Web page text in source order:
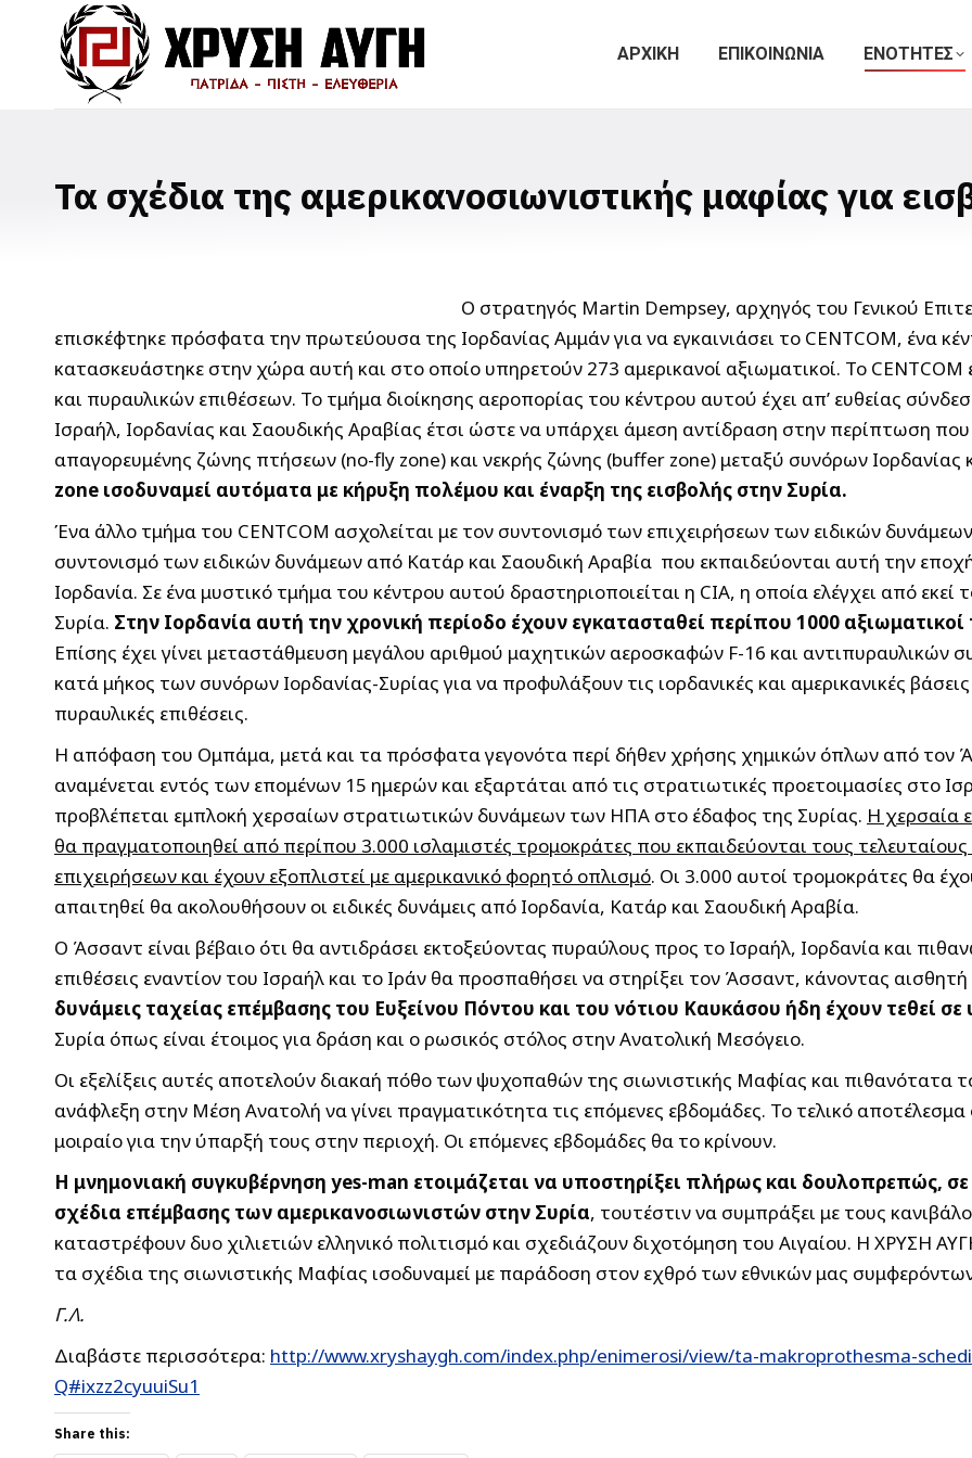
ΑΡΧΙΚΗ ΕΠΙΚΟΙΝΩΝΙΑ ΕΝΟΤΗΤΕΣ
Τα σχέδια της αμερικανοσιωνιστικής μαφίας για
Ο στρατηγός Martin Dempsey, αρχηγός του Γενικού
επισκέφτηκε πρόσφατα την πρωτεύουσα της Ιορδανίας Αμμάν για να εγκαινιάσει το CENTCOM, ένα
κατασκευάστηκε στην χώρα αυτή και στο οποίο υπηρετούν 273 αμερικανοί αξιωματικοί. Το
και πυραυλικών επιθέσεων. Το τμήμα διοίκησης αεροπορίας του κέντρου αυτού έχει απ’ ευθείας
Ισραήλ, Ιορδανίας και Σαουδικής Αραβίας έτσι ώστε να υπάρχει άμεση αντίδραση στην περίπτωση
απαγορευμένης ζώνης πτήσεων (no-fly zone) και νεκρής ζώνης (buffer zone) μεταξύ συνόρων
zone ισοδυναμεί αυτόματα με κήρυξη πολέμου και έναρξη της εισβολής στην Συρία.
Ένα άλλο τμήμα του CENTCOM ασχολείται με τον συντονισμό των επιχειρήσεων των ειδικών
συντονισμό των ειδικών δυνάμεων από Κατάρ και Σαουδική Αραβία που εκπαιδεύονται αυτή την
Ιορδανία. Σε ένα μυστικό τμήμα του κέντρου αυτού δραστηριοποιείται η CIA, η οποία ελέγχει από
Συρία. Στην Ιορδανία αυτή την χρονική περίοδο έχουν εγκατασταθεί περίπου 1000
Επίσης έχει γίνει μεταστάθμευση μεγάλου αριθμού μαχητικών αεροσκαφών F-16 και
κατά μήκος των συνόρων Ιορδανίας-Συρίας για να προφυλάξουν τις ιορδανικές και αμερικανικές
πυραυλικές επιθέσεις.
Η απόφαση του Ομπάμα, μετά και τα πρόσφατα γεγονότα περί δήθεν χρήσης χημικών όπλων από τον
αναμένεται εντός των επομένων 15 ημερών και εξαρτάται από τις στρατιωτικές προετοιμασίες στο
προβλέπεται εμπλοκή χερσαίων στρατιωτικών δυνάμεων των ΗΠΑ στο έδαφος της Συρίας. Η χερσαία
θα πραγματοποιηθεί από περίπου 3.000 ισλαμιστές τρομοκράτες που εκπαιδεύονται τους τελευταίους
επιχειρήσεων και έχουν εξοπλιστεί με αμερικανικό φορητό οπλισμό. Οι 3.000 αυτοί τρομοκράτες θα
απαιτηθεί θα ακολουθήσουν οι ειδικές δυνάμεις από Ιορδανία, Κατάρ και Σαουδική Αραβία.
Ο Άσσαντ είναι βέβαιο ότι θα αντιδράσει εκτοξεύοντας πυραύλους προς το Ισραήλ, Ιορδανία και
επιθέσεις εναντίον του Ισραήλ και το Ιράν θα προσπαθήσει να στηρίξει τον Άσσαντ, κάνοντας
δυνάμεις ταχείας επέμβασης του Ευξείνου Πόντου και του νότιου Καυκάσου ήδη έχουν τεθεί
Συρία όπως είναι έτοιμος για δράση και ο ρωσικός στόλος στην Ανατολική Μεσόγειο.
Οι εξελίξεις αυτές αποτελούν διακαή πόθο των ψυχοπαθών της σιωνιστικής Μαφίας και πιθανότατα
ανάφλεξη στην Μέση Ανατολή να γίνει πραγματικότητα τις επόμενες εβδομάδες. Το τελικό
μοιραίο για την ύπαρξή τους στην περιοχή. Οι επόμενες εβδομάδες θα το κρίνουν.
Η μνημονιακή συγκυβέρνηση yes-man ετοιμάζεται να υποστηρίξει πλήρως και δουλοπρεπώς,
σχέδια επέμβασης των αμερικανοσιωνιστών στην Συρία, τουτέστιν να συμπράξει με τους
καταστρέφουν δυο χιλιετιών ελληνικό πολιτισμό και σχεδιάζουν διχοτόμηση του Αιγαίου. Η ΧΡΥΣΗ
τα σχέδια της σιωνιστικής Μαφίας ισοδυναμεί με παράδοση στον εχθρό των εθνικών μας
Γ.Λ.
Διαβάστε περισσότερα: http://www.xryshaygh.com/index.php/enimerosi/view/ta-makroprothesma-
Q#ixzz2cyuuiSu1
Share this: